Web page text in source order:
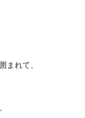
れて、